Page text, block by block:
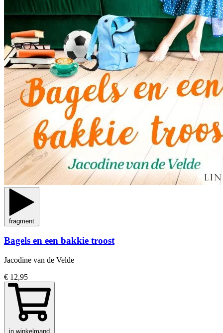
fragment
Bagels en een bakkie troost
Jacodine van de Velde
€ 12,95
in winkelmand